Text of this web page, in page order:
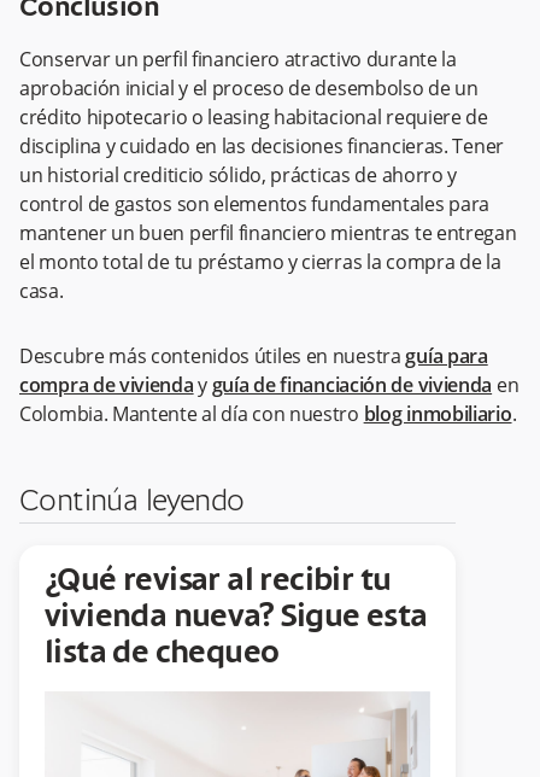
Conclusión
Conservar un perfil financiero atractivo durante la
aprobación inicial y el proceso de desembolso de un
crédito hipotecario o leasing habitacional requiere de
disciplina y cuidado en las decisiones financieras. Tener
un historial crediticio sólido, prácticas de ahorro y
control de gastos son elementos fundamentales para
mantener un buen perfil financiero mientras te entregan
el monto total de tu préstamo y cierras la compra de la
casa.
Descubre más contenidos útiles en nuestraguía para
compra de viviendayguía de financiación de vivienda en
Colombia. Mantente al día con nuestro blog inmobiliario.
Continúa leyendo
¿Qué revisar al recibir tu
vivienda nueva? Sigue esta
lista de chequeo